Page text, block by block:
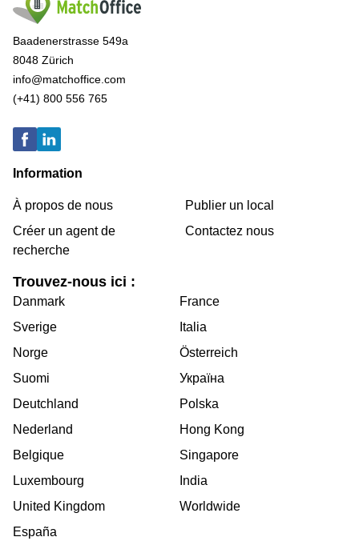
Baadenerstrasse 549a
8048 Zürich
info@matchoffice.com
(+41) 800 556 765
Information
À propos de nous
Créer un agent de
recherche
Publier un local
Contactez nous
Trouvez-nous ici :
Danmark
Sverige
Norge
Suomi
Deutchland
Nederland
Belgique
Luxembourg
United Kingdom
España
France
Italia
Österreich
Україна
Polska
Hong Kong
Singapore
India
Worldwide